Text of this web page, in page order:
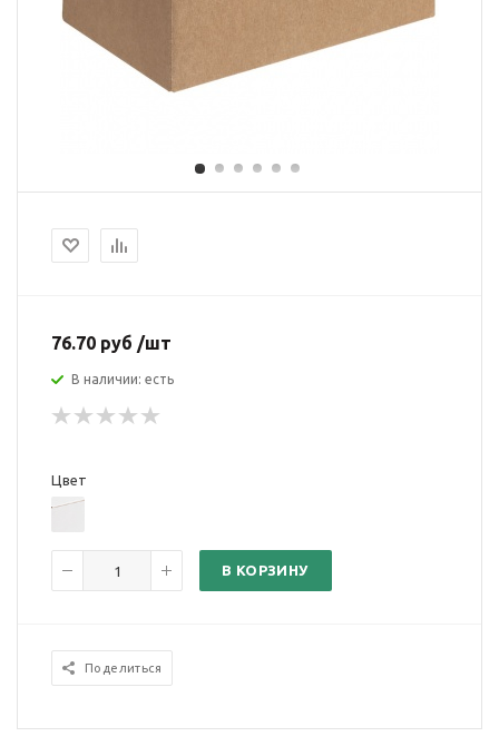
76.70 руб /шт
В наличии: есть
Цвет
В КОРЗИНУ
Поделиться